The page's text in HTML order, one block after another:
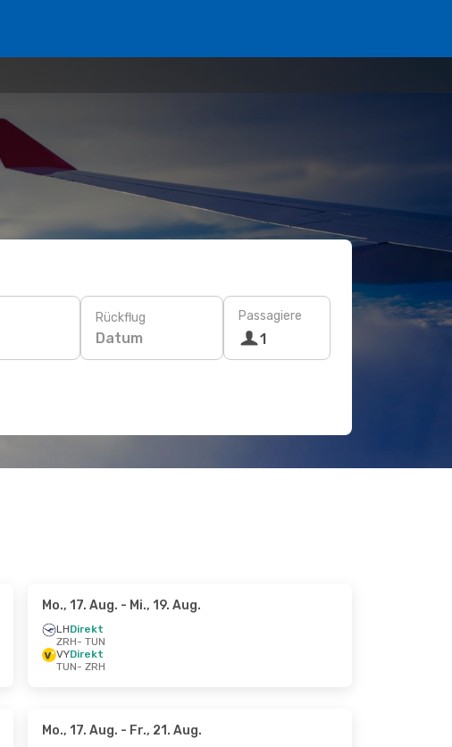
Rückflug
Datum
Passagiere
1
Mo., 17. Aug. - Mi., 19. Aug.
LHDirekt
ZRH- TUN
VYDirekt
TUN- ZRH
Mo., 17. Aug. - Fr., 21. Aug.